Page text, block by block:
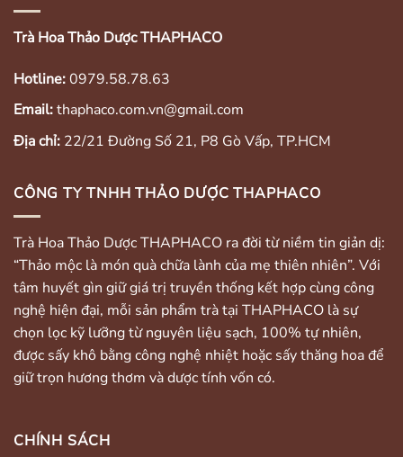
Trà Hoa Thảo Dược THAPHACO
Hotline:0979.58.78.63
Email:thaphaco.com.vn@gmail.com
Địa chỉ: 22/21 Đường Số 21, P8 Gò Vấp, TP.HCM
CÔNG TY TNHH THẢO DƯỢC THAPHACO
Trà Hoa Thảo Dược THAPHACO ra đời từ niềm tin giản dị:
“Thảo mộc là món quà chữa lành của mẹ thiên nhiên”. Với
tâm huyết gìn giữ giá trị truyền thống kết hợp cùng công
nghệ hiện đại, mỗi sản phẩm trà tại THAPHACO là sự
chọn lọc kỹ lưỡng từ nguyên liệu sạch, 100% tự nhiên,
được sấy khô bằng công nghệ nhiệt hoặc sấy thăng hoa để
giữ trọn hương thơm và dược tính vốn có.
CHÍNH SÁCH